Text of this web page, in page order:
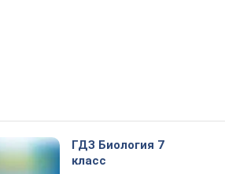
ГДЗ Биология 7
класс